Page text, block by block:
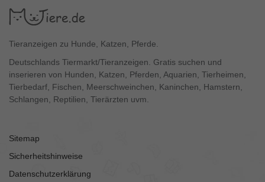
Tieranzeigen zu Hunde, Katzen, Pferde.
Deutschlands Tiermarkt/Tieranzeigen. Gratis suchen und
inserieren von Hunden, Katzen, Pferden, Aquarien, Tierheimen,
Tierbedarf, Fischen, Meerschweinchen, Kaninchen, Hamstern,
Schlangen, Reptilien, Tierärzten uvm.
Sitemap
Sicherheitshinweise
Datenschutzerklärung